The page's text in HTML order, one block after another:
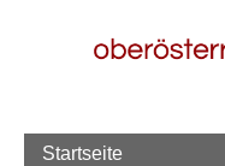
Startseite